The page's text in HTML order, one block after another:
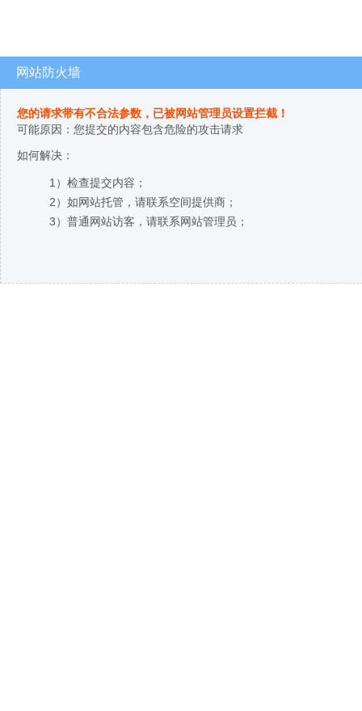
网站防火墙
您的请求带有不合法参数，已被网站管理员设置拦截！
可能原因：您提交的内容包含危险的攻击请求
如何解决：
1）检查提交内容；
2）如网站托管，请联系空间提供商；
3）普通网站访客，请联系网站管理员；